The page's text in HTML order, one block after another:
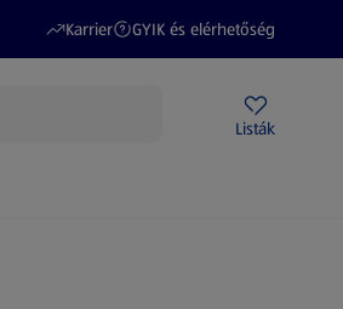
Karrier
(új oldalon nyílik meg)
GYIK és elérhetőség
(új oldalon nyílik meg)
Listák